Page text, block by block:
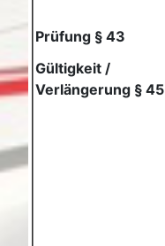
Prüfung § 43
Gültigkeit /
Verlängerung § 45